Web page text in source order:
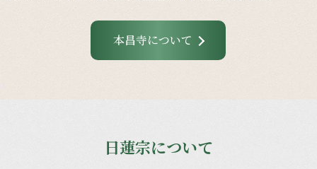
本昌寺について
日蓮宗について